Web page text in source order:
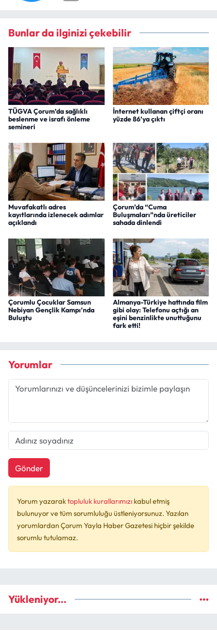
Bunlar da ilginizi çekebilir
TÜGVA Çorum’da sağlıklı
beslenme ve israfı önleme
semineri
İnternet kullanan çiftçi oranı
yüzde 86’ya çıktı
Muvafakatlı adres
kayıtlarında izlenecek adımlar
açıklandı
Çorum’da “Cuma
Buluşmaları”nda üreticiler
sahada dinlendi
Çorumlu Çocuklar Samsun
Nebiyan Gençlik Kampı’nda
Buluştu
Almanya-Türkiye hattında film
gibi olay: Telefonu açtığı an
eşini benzinlikte unuttuğunu
fark etti!
Yorumlar
Gönder
Yorum yazaraktopluluk kurallarımızı kabul etmiş
bulunuyor ve tüm sorumluluğu üstleniyorsunuz. Yazılan
yorumlardan Çorum Yayla Haber Gazetesi hiçbir şekilde
sorumlu tutulamaz.
Yükleniyor...